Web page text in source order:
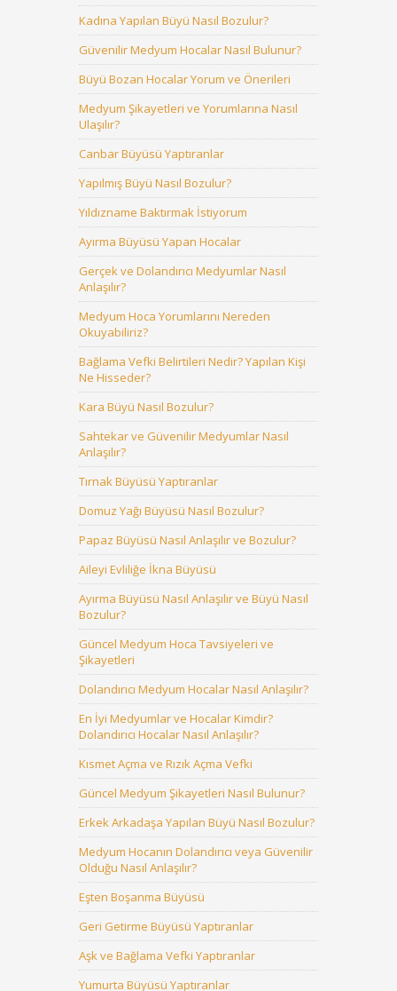
Kadına Yapılan Büyü Nasıl Bozulur?
Güvenilir Medyum Hocalar Nasıl Bulunur?
Büyü Bozan Hocalar Yorum ve Önerileri
Medyum Şikayetleri ve Yorumlarına Nasıl
Ulaşılır?
Canbar Büyüsü Yaptıranlar
Yapılmış Büyü Nasıl Bozulur?
Yıldızname Baktırmak İstiyorum
Ayırma Büyüsü Yapan Hocalar
Gerçek ve Dolandırıcı Medyumlar Nasıl
Anlaşılır?
Medyum Hoca Yorumlarını Nereden
Okuyabiliriz?
Bağlama Vefki Belirtileri Nedir? Yapılan Kişi
Ne Hisseder?
Kara Büyü Nasıl Bozulur?
Sahtekar ve Güvenilir Medyumlar Nasıl
Anlaşılır?
Tırnak Büyüsü Yaptıranlar
Domuz Yağı Büyüsü Nasıl Bozulur?
Papaz Büyüsü Nasıl Anlaşılır ve Bozulur?
Aileyi Evliliğe İkna Büyüsü
Ayırma Büyüsü Nasıl Anlaşılır ve Büyü Nasıl
Bozulur?
Güncel Medyum Hoca Tavsiyeleri ve
Şikayetleri
Dolandırıcı Medyum Hocalar Nasıl Anlaşılır?
En İyi Medyumlar ve Hocalar Kimdir?
Dolandırıcı Hocalar Nasıl Anlaşılır?
Kısmet Açma ve Rızık Açma Vefki
Güncel Medyum Şikayetleri Nasıl Bulunur?
Erkek Arkadaşa Yapılan Büyü Nasıl Bozulur?
Medyum Hocanın Dolandırıcı veya Güvenilir
Olduğu Nasıl Anlaşılır?
Eşten Boşanma Büyüsü
Geri Getirme Büyüsü Yaptıranlar
Aşk ve Bağlama Vefki Yaptıranlar
Yumurta Büyüsü Yaptıranlar